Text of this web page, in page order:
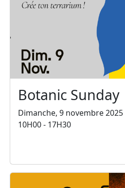
Botanic Sunday
Dimanche, 9 novembre 2025
10H00 - 17H30